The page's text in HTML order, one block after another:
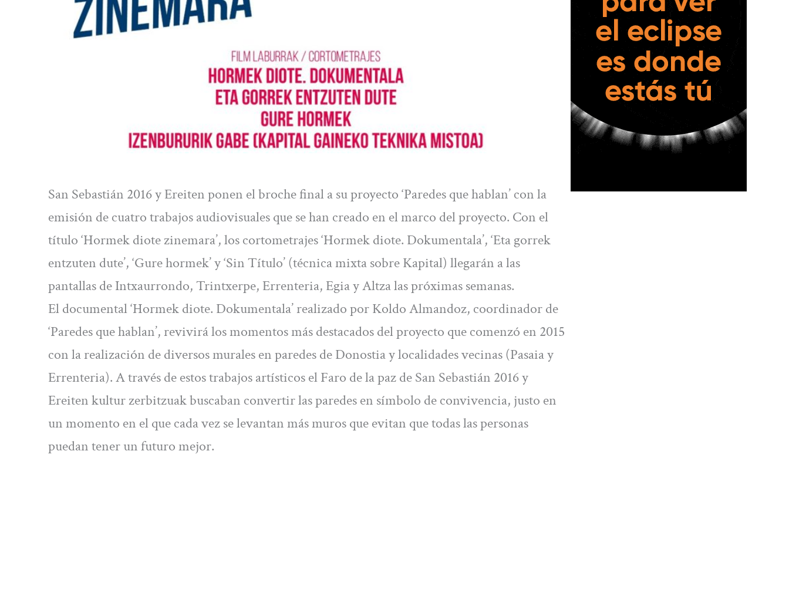
San Sebastián 2016 y Ereiten ponen el broche final a su proyecto ‘Paredes que hablan’ con la
emisión de cuatro trabajos audiovisuales que se han creado en el marco del proyecto. Con el
título ‘Hormek diote zinemara’, los cortometrajes ‘Hormek diote. Dokumentala’, ‘Eta gorrek
entzuten dute’, ‘Gure hormek’ y ‘Sin Título’ (técnica mixta sobre Kapital) llegarán a las
pantallas de Intxaurrondo, Trintxerpe, Errenteria, Egia y Altza las próximas semanas.
El documental ‘Hormek diote. Dokumentala’ realizado por Koldo Almandoz, coordinador de
‘Paredes que hablan’, revivirá los momentos más destacados del proyecto que comenzó en 2015
con la realización de diversos murales en paredes de Donostia y localidades vecinas (Pasaia y
Errenteria). A través de estos trabajos artísticos el Faro de la paz de San Sebastián 2016 y
Ereiten kultur zerbitzuak buscaban convertir las paredes en símbolo de convivencia, justo en
un momento en el que cada vez se levantan más muros que evitan que todas las personas
puedan tener un futuro mejor.